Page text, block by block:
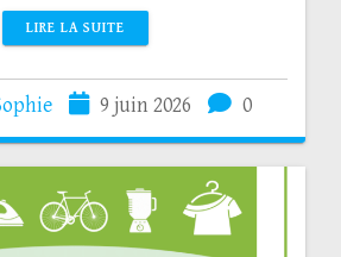
LIRE LA SUITE
9 juin 2026 0